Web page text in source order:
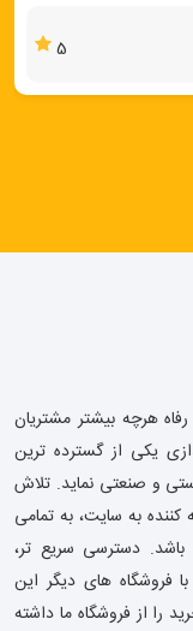
5
هرچه بیشتر مشتریان
یکی از گسترده ترین
دستی و صنعتی نماید. تلاش
کننده به سایت، به تمامی
باشد. دسترسی سریع تر،
فروشگاه های دیگر این
را از فروشگاه ما داشته